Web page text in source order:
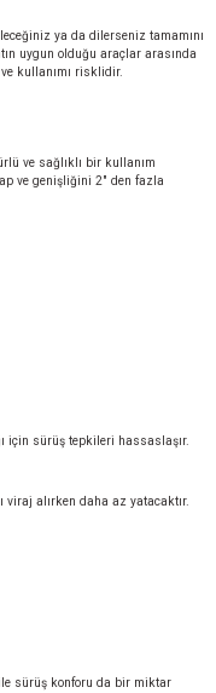
ya da dilerseniz tamamını
uygun olduğu araçlar arasında
kullanımı risklidir.
ve sağlıklı bir kullanım
ve genişliğini 2" den fazla
için sürüş tepkileri hassaslaşır.
alırken daha az yatacaktır.
ile sürüş konforu da bir miktar